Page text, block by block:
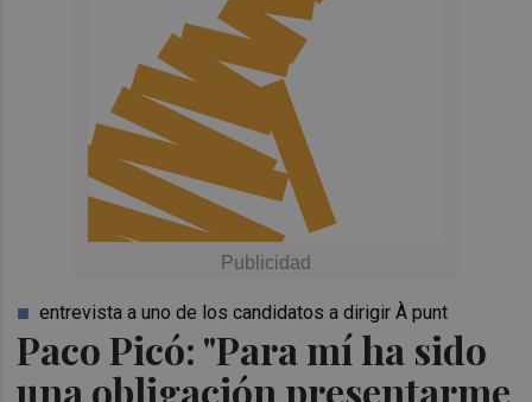
Paco Picó: "Para mí ha sido
una obligación presentarme
entrevista a uno de los candidatos a dirigir À punt